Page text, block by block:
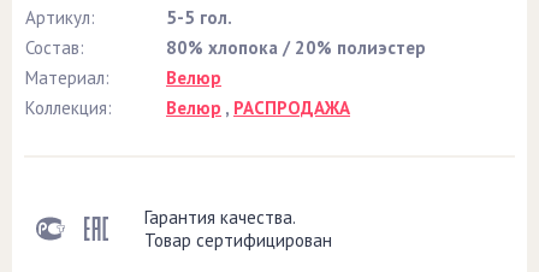
Артикул:
5-5 гол.
Состав:
80% хлопока / 20% полиэстер
Материал:
Велюр
Коллекция:
Велюр , РАСПРОДАЖА
Гарантия качества.
Товар сертифицирован